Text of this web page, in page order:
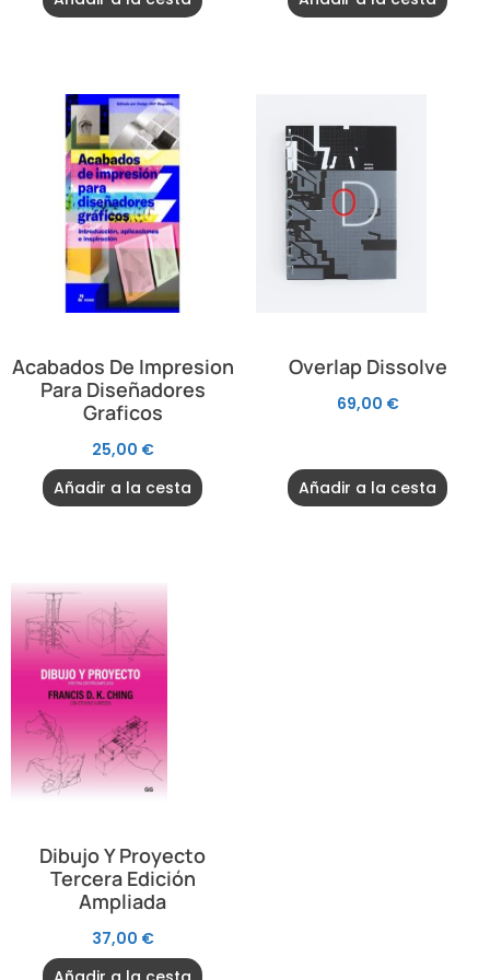
Acabados De Impresion
Para Diseñadores
Graficos
25,00 €
Añadir a la cesta
Overlap Dissolve
69,00 €
Añadir a la cesta
Dibujo Y Proyecto
Tercera Edición
Ampliada
37,00 €